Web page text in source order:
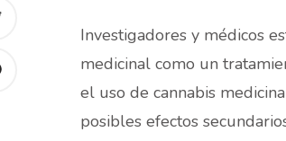
Investigadores y médicos
medicinal como un
el uso de cannabis
posibles efectos